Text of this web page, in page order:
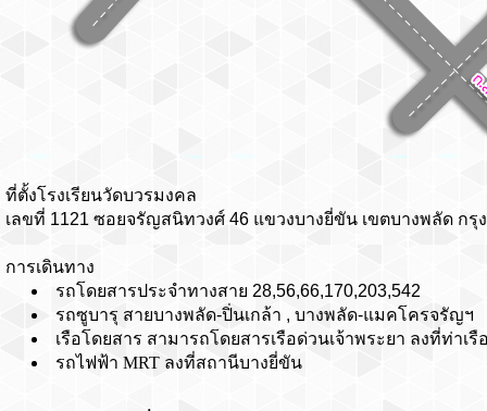
ที่ตั้งโรงเรียนวัดบวรมงคล
เลขที่ 1121 ซอยจรัญสนิทวงศ์ 46 แขวงบางยี่ขัน เขตบางพลัด กรุ
การเดินทาง
รถโดยสารประจำทางสาย 28,56,66,170,203,542
รถซูบารุ สายบางพลัด-ปิ่นเกล้า , บางพลัด-แมคโครจรัญฯ
เรือโดยสาร สามารถโดยสารเรือด่วนเจ้าพระยา ลงที่ท่าเรื
รถไฟฟ้า MRT ลงที่สถานีบางยี่ขัน